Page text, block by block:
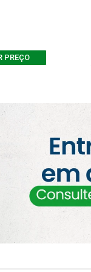
PREÇO